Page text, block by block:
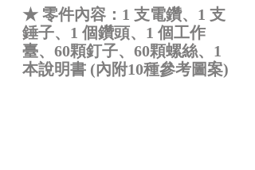
★ 零件內容：1 支電鑽、1 支
錘子、1 個鑽頭、1 個工作
臺、60顆釘子、60顆螺絲、1
本說明書 (內附10種參考圖案)